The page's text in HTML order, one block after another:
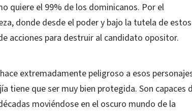
quiere el 99% de los dominicanos. Por el
donde desde el poder y bajo la tutela de estos
acciones para destruir al candidato opositor.
extremadamente peligroso a esos
tiene que ser muy bien protegida. Son capaces
moviéndose en el oscuro mundo de la